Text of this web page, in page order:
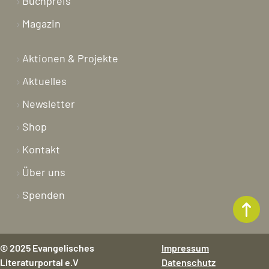
Magazin
Aktionen & Projekte
Aktuelles
Newsletter
Shop
Kontakt
Über uns
Spenden
© 2025 Evangelisches
Literaturportal e.V
Impressum
Datenschutz